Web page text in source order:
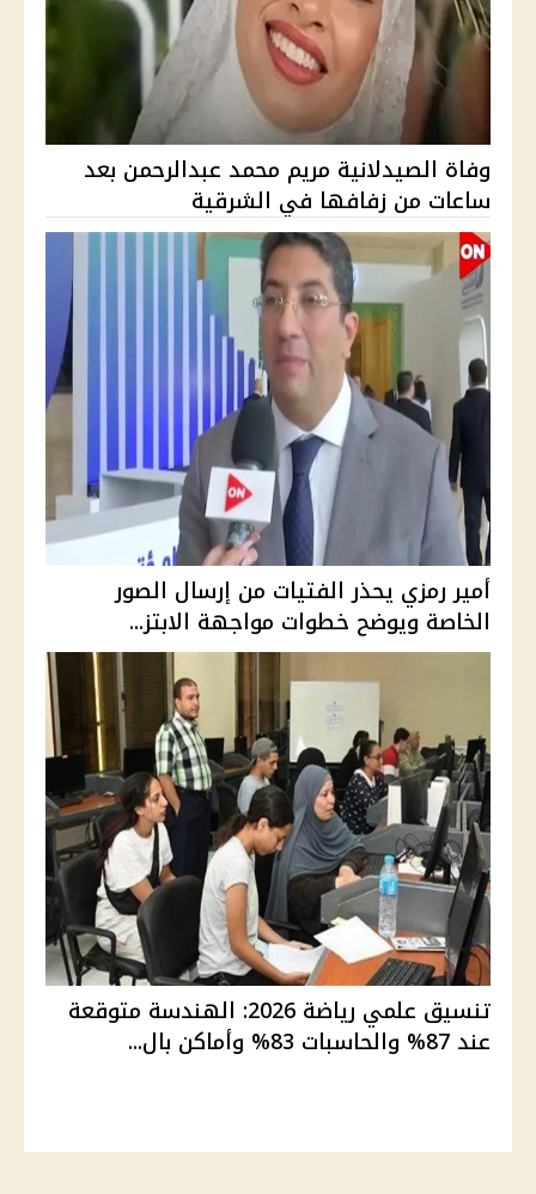
وفاة الصيدلانية مريم محمد عبدالرحمن بعد
ساعات من زفافها في الشرقية
أمير رمزي يحذر الفتيات من إرسال الصور
الخاصة ويوضح خطوات مواجهة الابتز...
تنسيق علمي رياضة 2026: الهندسة متوقعة
عند 87% والحاسبات 83% وأماكن بال...